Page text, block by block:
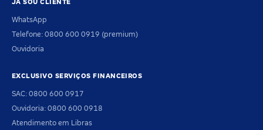
JÁ SOU CLIENTE
WhatsApp
Telefone: 0800 600 0919 (premium)
Ouvidoria
EXCLUSIVO SERVIÇOS FINANCEIROS
SAC: 0800 600 0917
Ouvidoria: 0800 600 0918
Atendimento em Libras